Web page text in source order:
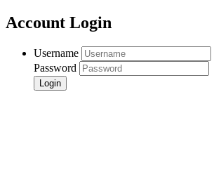
Account Login
Username
Password